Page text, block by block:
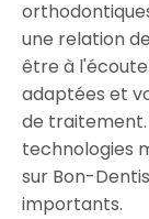
une relation
être à
adaptées et
de traitement.
technologies
sur Bon-
importants.